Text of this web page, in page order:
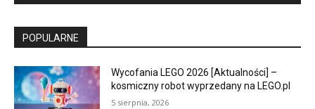
POPULARNE
Wycofania LEGO 2026 [Aktualności] –
kosmiczny robot wyprzedany na LEGO.pl
5 sierpnia, 2026